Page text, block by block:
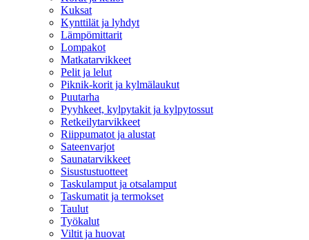
Kuksat
Kynttilät ja lyhdyt
Lämpömittarit
Lompakot
Matkatarvikkeet
Pelit ja lelut
Piknik-korit ja kylmälaukut
Puutarha
Pyyhkeet, kylpytakit ja kylpytossut
Retkeilytarvikkeet
Riippumatot ja alustat
Sateenvarjot
Saunatarvikkeet
Sisustustuotteet
Taskulamput ja otsalamput
Taskumatit ja termokset
Taulut
Työkalut
Viltit ja huovat